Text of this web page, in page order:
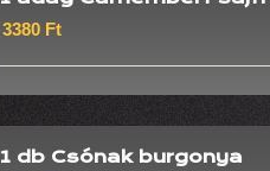
3380 Ft
1 db Csónak burgonya